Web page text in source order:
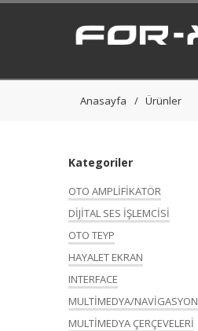
Anasayfa Ürünler
Kategoriler
OTO AMPLİFİKATÖR
DİJİTAL SES İŞLEMCİSİ
OTO TEYP
HAYALET EKRAN
INTERFACE
MULTİMEDYA/NAVİGASYON
MULTİMEDYA ÇERÇEVELERİ